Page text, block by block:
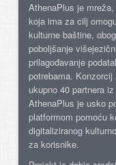
AthenaPlus je
koja ima za cilj
kulturne baštine,
poboljšanje
prilagođavanje
potrebama.
ukupno 40 partnera
AthenaPlus je usko
platformom pomoću
digitaliziranog
za korisnike.